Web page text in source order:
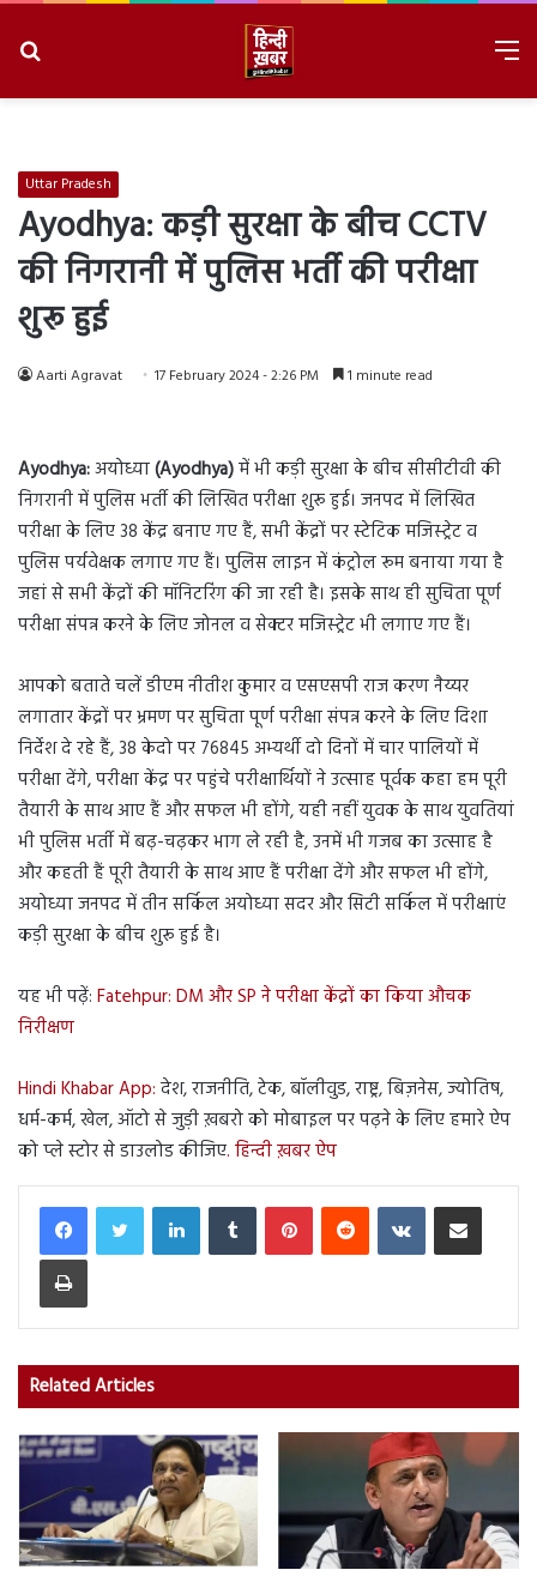
Uttar Pradesh
Ayodhya: कड़ी सुरक्षा के बीच CCTV
की निगरानी में पुलिस भर्ती की परीक्षा
शुरू हुई
Aarti Agravat 17 February 2024 - 2:26 PM 1 minute read
Ayodhya:अयोध्या(Ayodhya)में भी कड़ी सुरक्षा के बीच सीसीटीवी की
निगरानी में पुलिस भर्ती की लिखित परीक्षा शुरू हुई। जनपद में लिखित
परीक्षा के लिए 38 केंद्र बनाए गए हैं, सभी केंद्रों पर स्टेटिक मजिस्ट्रेट व
पुलिस पर्यवेक्षक लगाए गए हैं। पुलिस लाइन में कंट्रोल रूम बनाया गया है
जहां से सभी केंद्रों की मॉनिटरिंग की जा रही है। इसके साथ ही सुचिता पूर्ण
परीक्षा संपन्न करने के लिए जोनल व सेक्टर मजिस्ट्रेट भी लगाए गए हैं।
आपको बताते चलें डीएम नीतीश कुमार व एसएसपी राज करण नैय्यर
लगातार केंद्रों पर भ्रमण पर सुचिता पूर्ण परीक्षा संपन्न करने के लिए दिशा
निर्देश दे रहे हैं, 38 केदो पर 76845 अभ्यर्थी दो दिनों में चार पालियों में
परीक्षा देंगे, परीक्षा केंद्र पर पहुंचे परीक्षार्थियों ने उत्साह पूर्वक कहा हम पूरी
तैयारी के साथ आए हैं और सफल भी होंगे, यही नहीं युवक के साथ युवतियां
भी पुलिस भर्ती में बढ़-चढ़कर भाग ले रही है, उनमें भी गजब का उत्साह है
और कहती हैं पूरी तैयारी के साथ आए हैं परीक्षा देंगे और सफल भी होंगे,
अयोध्या जनपद में तीन सर्किल अयोध्या सदर और सिटी सर्किल में परीक्षाएं
कड़ी सुरक्षा के बीच शुरू हुई है।
यह भी पढ़ें: Fatehpur: DM और SP ने परीक्षा केंद्रों का किया औचक
निरीक्षण
Hindi Khabar App: देश, राजनीति, टेक, बॉलीवुड, राष्ट्र, बिज़नेस, ज्योतिष,
धर्म-कर्म, खेल, ऑटो से जुड़ी ख़बरो को मोबाइल पर पढ़ने के लिए हमारे ऐप
को प्ले स्टोर से डाउलोड कीजिए. हिन्दी ख़बर ऐप
LinkedInTumblr PinterestReddit VKontakteShare via Email
Print
Related Articles